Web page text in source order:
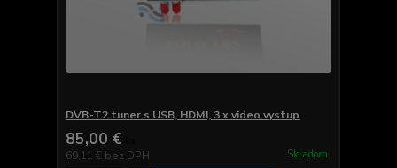
DVB-T2 tuner s USB, HDMI, 3 x video vystup
85,00 €
69,11 € bez DPH Skladom